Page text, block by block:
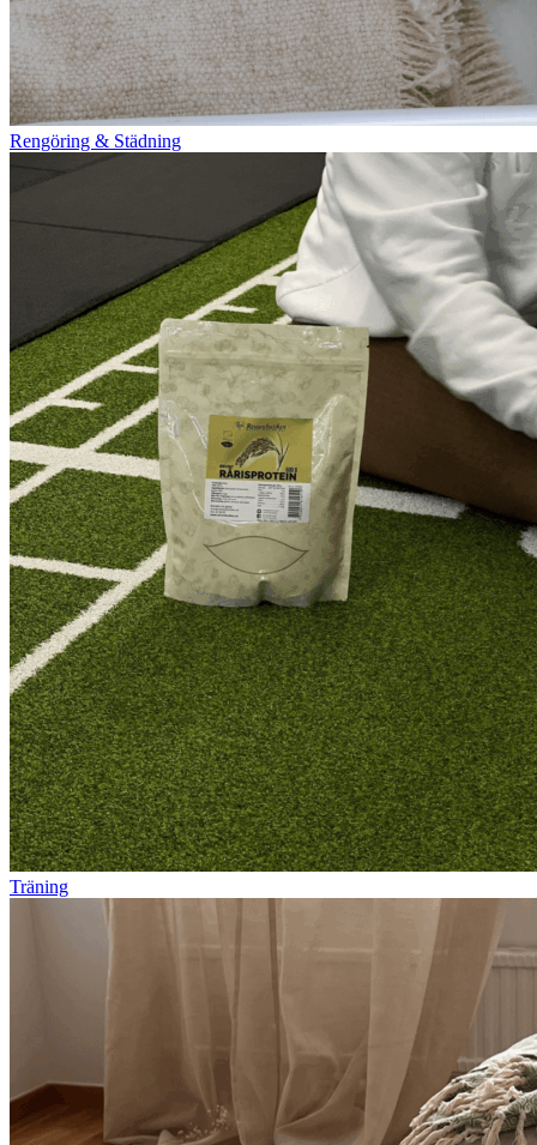
Rengöring & Städning
Träning